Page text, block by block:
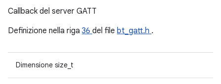
Callback del server GATT
Definizione nella riga 36 del file bt_gatt.h .
Dimensione size_t